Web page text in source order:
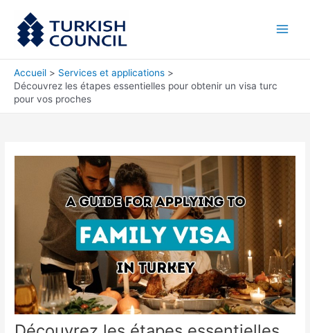
contenu
Accueil
Services et applications
Découvrez les étapes essentielles pour obtenir un visa turc
pour vos proches